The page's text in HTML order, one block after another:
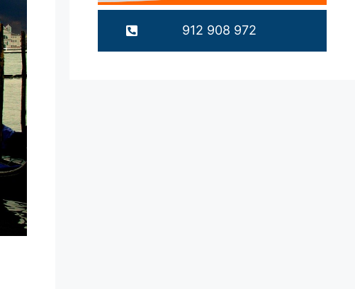
912 908 972